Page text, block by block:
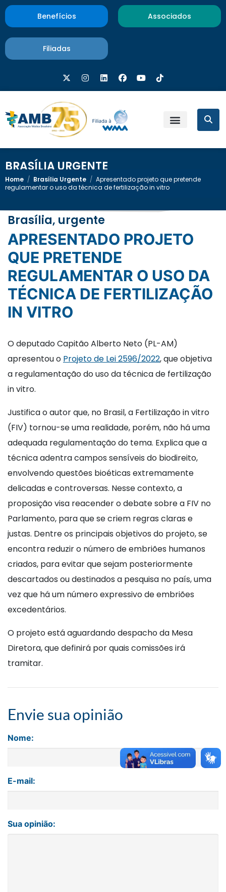
Benefícios Associados
Filiadas
BRASÍLIA URGENTE
Home / Brasília Urgente / Apresentado projeto que pretende
regulamentar o uso da técnica de fertilização in vitro
Brasília, urgente
APRESENTADO PROJETO
QUE PRETENDE
REGULAMENTAR O USO DA
TÉCNICA DE FERTILIZAÇÃO
IN VITRO
O deputado Capitão Alberto Neto (PL-AM)
apresentou o Projeto de Lei 2596/2022, que objetiva
a regulamentação do uso da técnica de fertilização
in vitro.
Justifica o autor que, no Brasil, a Fertilização in vitro
(FIV) tornou-se uma realidade, porém, não há uma
adequada regulamentação do tema. Explica que a
técnica adentra campos sensíveis do biodireito,
envolvendo questões bioéticas extremamente
delicadas e controversas. Nesse contexto, a
proposição visa reacender o debate sobre a FIV no
Parlamento, para que se criem regras claras e
justas. Dentre os principais objetivos do projeto, se
encontra reduzir o número de embriões humanos
criados, para evitar que sejam posteriormente
descartados ou destinados a pesquisa no país, uma
vez que há um número expressivo de embriões
excedentários.
O projeto está aguardando despacho da Mesa
Diretora, que definirá por quais comissões irá
tramitar.
Envie sua opinião
Nome:
E-mail:
Sua opinião: